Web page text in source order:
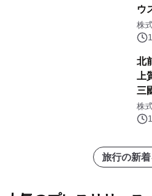
ウ
サ
得
株
北
三
株
旅行の新